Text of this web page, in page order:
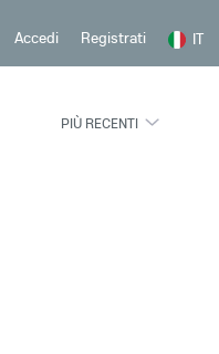
Accedi Registrati IT
PIÙ RECENTI